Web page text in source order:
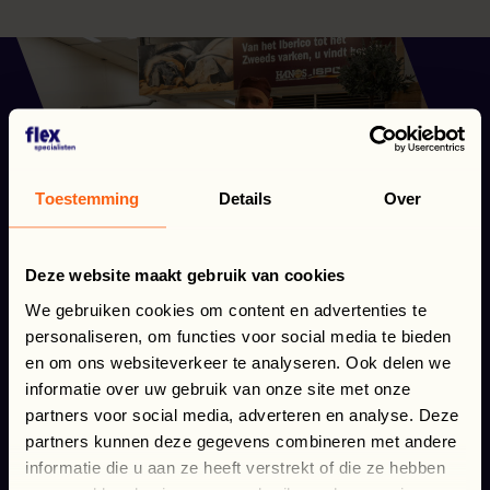
Toestemming Details Over
Deze website maakt gebruik van cookies
We gebruiken cookies om content en advertenties te
personaliseren, om functies voor social media te bieden
en om ons websiteverkeer te analyseren. Ook delen we
informatie over uw gebruik van onze site met onze
partners voor social media, adverteren en analyse. Deze
partners kunnen deze gegevens combineren met andere
informatie die u aan ze heeft verstrekt of die ze hebben